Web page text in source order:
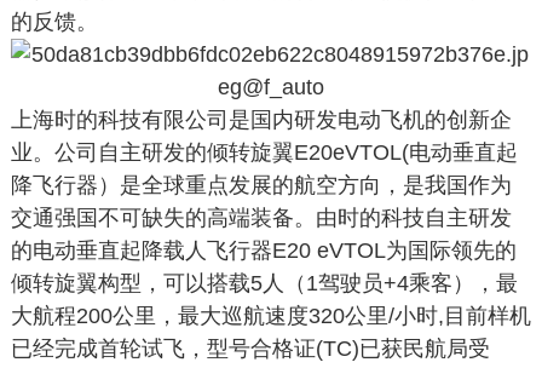
的反馈。
上海时的科技有限公司是国内研发电动飞机的创新企
业。公司自主研发的倾转旋翼E20eVTOL(电动垂直起
降飞行器）是全球重点发展的航空方向，是我国作为
交通强国不可缺失的高端装备。由时的科技自主研发
的电动垂直起降载人飞行器E20 eVTOL为国际领先的
倾转旋翼构型，可以搭载5人（1驾驶员+4乘客），最
大航程200公里，最大巡航速度320公里/小时,目前样机
已经完成首轮试飞，型号合格证(TC)已获民航局受